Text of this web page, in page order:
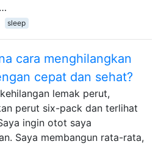
sleep
cara menghilangkan
cepat dan sehat?
lemak perut,
perut six-pack dan terlihat
ingin otot saya
Saya membangun rata-rata,